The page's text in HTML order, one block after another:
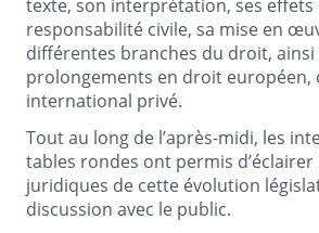
texte, son interprétation, ses effets
responsabilité civile, sa mise en
différentes branches du droit, ainsi
prolongements en droit européen,
international privé.
Tout au long de l’après-midi, les
tables rondes ont permis
juridiques de cette évolution
discussion avec le public.